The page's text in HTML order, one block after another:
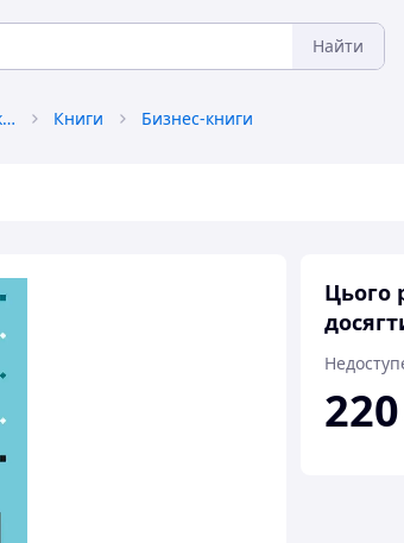
Найти
Книги, журналы, печатная продукция Книги Бизнес-книги
Цього
220